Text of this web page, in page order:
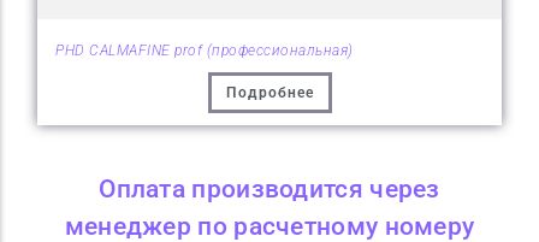
PHD CALMAFINE prof (профессиональная)
Подробнее
Оплата производится через
менеджер по расчетному номеру